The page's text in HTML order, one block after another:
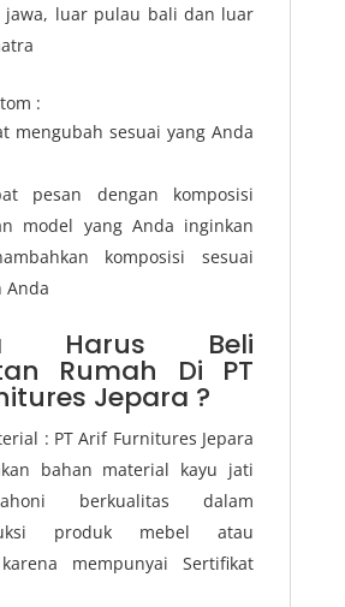
jawa, luar pulau bali dan luar
:
mengubah sesuai yang Anda
pesan dengan komposisi
model yang Anda inginkan
komposisi sesuai
Anda
Harus Beli
Rumah Di PT
Jepara ?
: PT Arif Furnitures Jepara
bahan material kayu jati
berkualitas dalam
produk mebel atau
mempunyai Sertifikat